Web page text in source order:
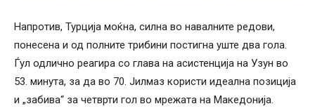
Напротив, Турција моќна, силна во навалните редови,
понесена и од полните трибини постигна уште два гола.
Ѓул одлично реагира со глава на асистенција на Узун во
53. минута, за да во 70. Јилмаз користи идеална позиција
и „забива“ за четврти гол во мрежата на Македонија.